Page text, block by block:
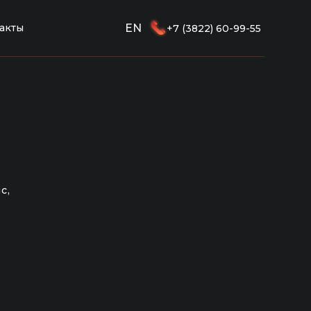
EN +7 (3822) 60-99-55